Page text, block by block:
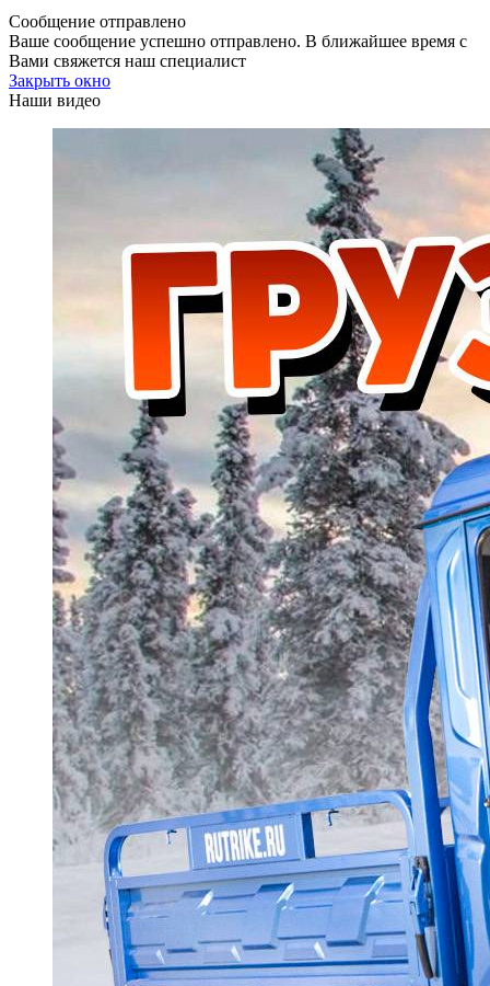
Сообщение отправлено
Ваше сообщение успешно отправлено. В ближайшее время с
Вами свяжется наш специалист
Закрыть окно
Наши видео